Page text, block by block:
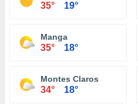
35° 19°
Manga
35° 18°
Montes Claros
34° 18°